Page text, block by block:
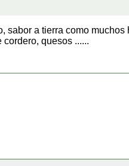
sabor a tierra como
quesos ......